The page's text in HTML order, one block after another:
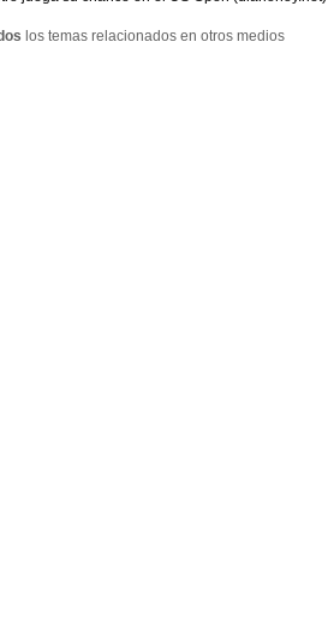
los temas relacionados en otros medios